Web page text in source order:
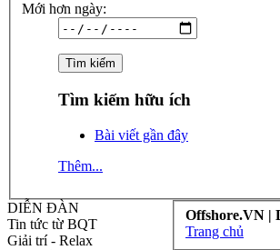
Mới hơn ngày:
Tìm kiếm hữu ích
Bài viết gần đây
Thêm...
DIỄN ĐÀN
Tin tức từ BQT
Giải trí - Relax
Offshore.VN |
Trang chủ